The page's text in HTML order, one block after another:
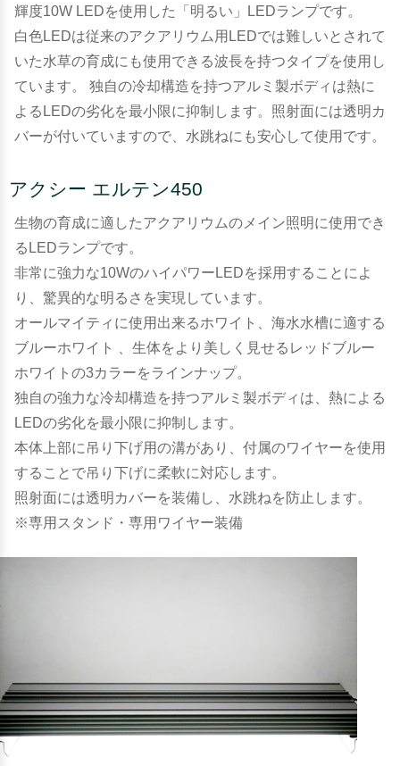
輝度10W LEDを使用した「明るい」LEDランプです。
白色LEDは従来のアクアリウム用LEDでは難しいとされて
いた水草の育成にも使用できる波長を持つタイプを使用し
ています。 独自の冷却構造を持つアルミ製ボディは熱に
よるLEDの劣化を最小限に抑制します。照射面には透明カ
バーが付いていますので、水跳ねにも安心して使用です。
アクシー エルテン450
生物の育成に適したアクアリウムのメイン照明に使用でき
るLEDランプです。
非常に強力な10WのハイパワーLEDを採用することによ
り、驚異的な明るさを実現しています。
オールマイティに使用出来るホワイト、海水水槽に適する
ブルーホワイト 、生体をより美しく見せるレッドブルー
ホワイトの3カラーをラインナップ。
独自の強力な冷却構造を持つアルミ製ボディは、熱による
LEDの劣化を最小限に抑制します。
本体上部に吊り下げ用の溝があり、付属のワイヤーを使用
することで吊り下げに柔軟に対応します。
照射面には透明カバーを装備し、水跳ねを防止します。
※専用スタンド・専用ワイヤー装備